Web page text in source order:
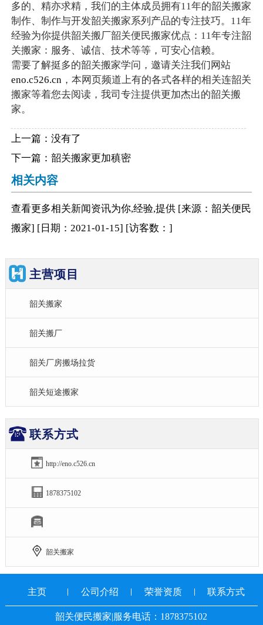
多的、精亦求精，我们的主体成员拥有11年的韶关搬家
制作、制作与开发韶关搬家系列产品的专注技巧。11年
经验为你提供韶关搬厂韶关便民搬家优点：11年专注韶
关搬家：服务、诚信、技术等等，可安心信赖。
需要了解挺多的韶关搬家学问，邀请关注我们网站
eno.c526.cn，本网页频道上有的各式各样的相关连韶关
搬家等着您去阅读，我司专注提供更加杰出的韶关搬
家。
上一篇：没有了
下一篇： 韶关搬家更加稹密
相关内容
查看更多相关新闻资讯为你,经验,提供 [来源：韶关便民
搬家] [日期：2021-01-15] [访客数： ]
主营项目
韶关搬家
韶关搬厂
韶关厂房搬场拉货
韶关短途搬家
联系方式
http://eno.c526.cn
1878375102
韶关搬家
主页 公司介绍 荣誉资质 联系方式
韶关便民搬家|服务电话：1878375102